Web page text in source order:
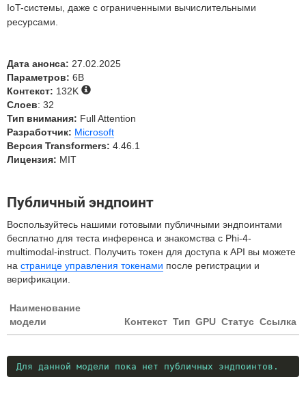
IoT-системы, даже с ограниченными вычислительными
ресурсами.
Дата анонса: 27.02.2025
Параметров: 6B
Контекст: 132K
Слоев: 32
Тип внимания: Full Attention
Разработчик: Microsoft
Версия Transformers: 4.46.1
Лицензия: MIT
Публичный эндпоинт
Воспользуйтесь нашими готовыми публичными эндпоинтами
бесплатно для теста инференса и знакомства с Phi-4-
multimodal-instruct. Получить токен для доступа к API вы можете
на странице управления токенами после регистрации и
верификации.
Наименование
модели
Контекст Тип GPU Статус Ссылка
Для данной модели пока нет публичных эндпоинтов.